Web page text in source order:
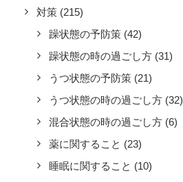
対策 (215)
躁状態の予防策 (42)
躁状態の時の過ごし方 (31)
うつ状態の予防策 (21)
うつ状態の時の過ごし方 (32)
混合状態の時の過ごし方 (6)
薬に関すること (23)
睡眠に関すること (10)